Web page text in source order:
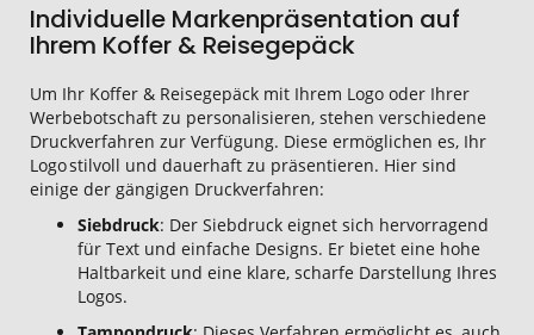
Individuelle Markenpräsentation auf
Ihrem Koffer & Reisegepäck
Um Ihr Koffer & Reisegepäck mit Ihrem Logo oder Ihrer
Werbebotschaft zu personalisieren, stehen verschiedene
Druckverfahren zur Verfügung. Diese ermöglichen es, Ihr
Logo stilvoll und dauerhaft zu präsentieren. Hier sind
einige der gängigen Druckverfahren:
Siebdruck: Der Siebdruck eignet sich hervorragend
für Text und einfache Designs. Er bietet eine hohe
Haltbarkeit und eine klare, scharfe Darstellung Ihres
Logos.